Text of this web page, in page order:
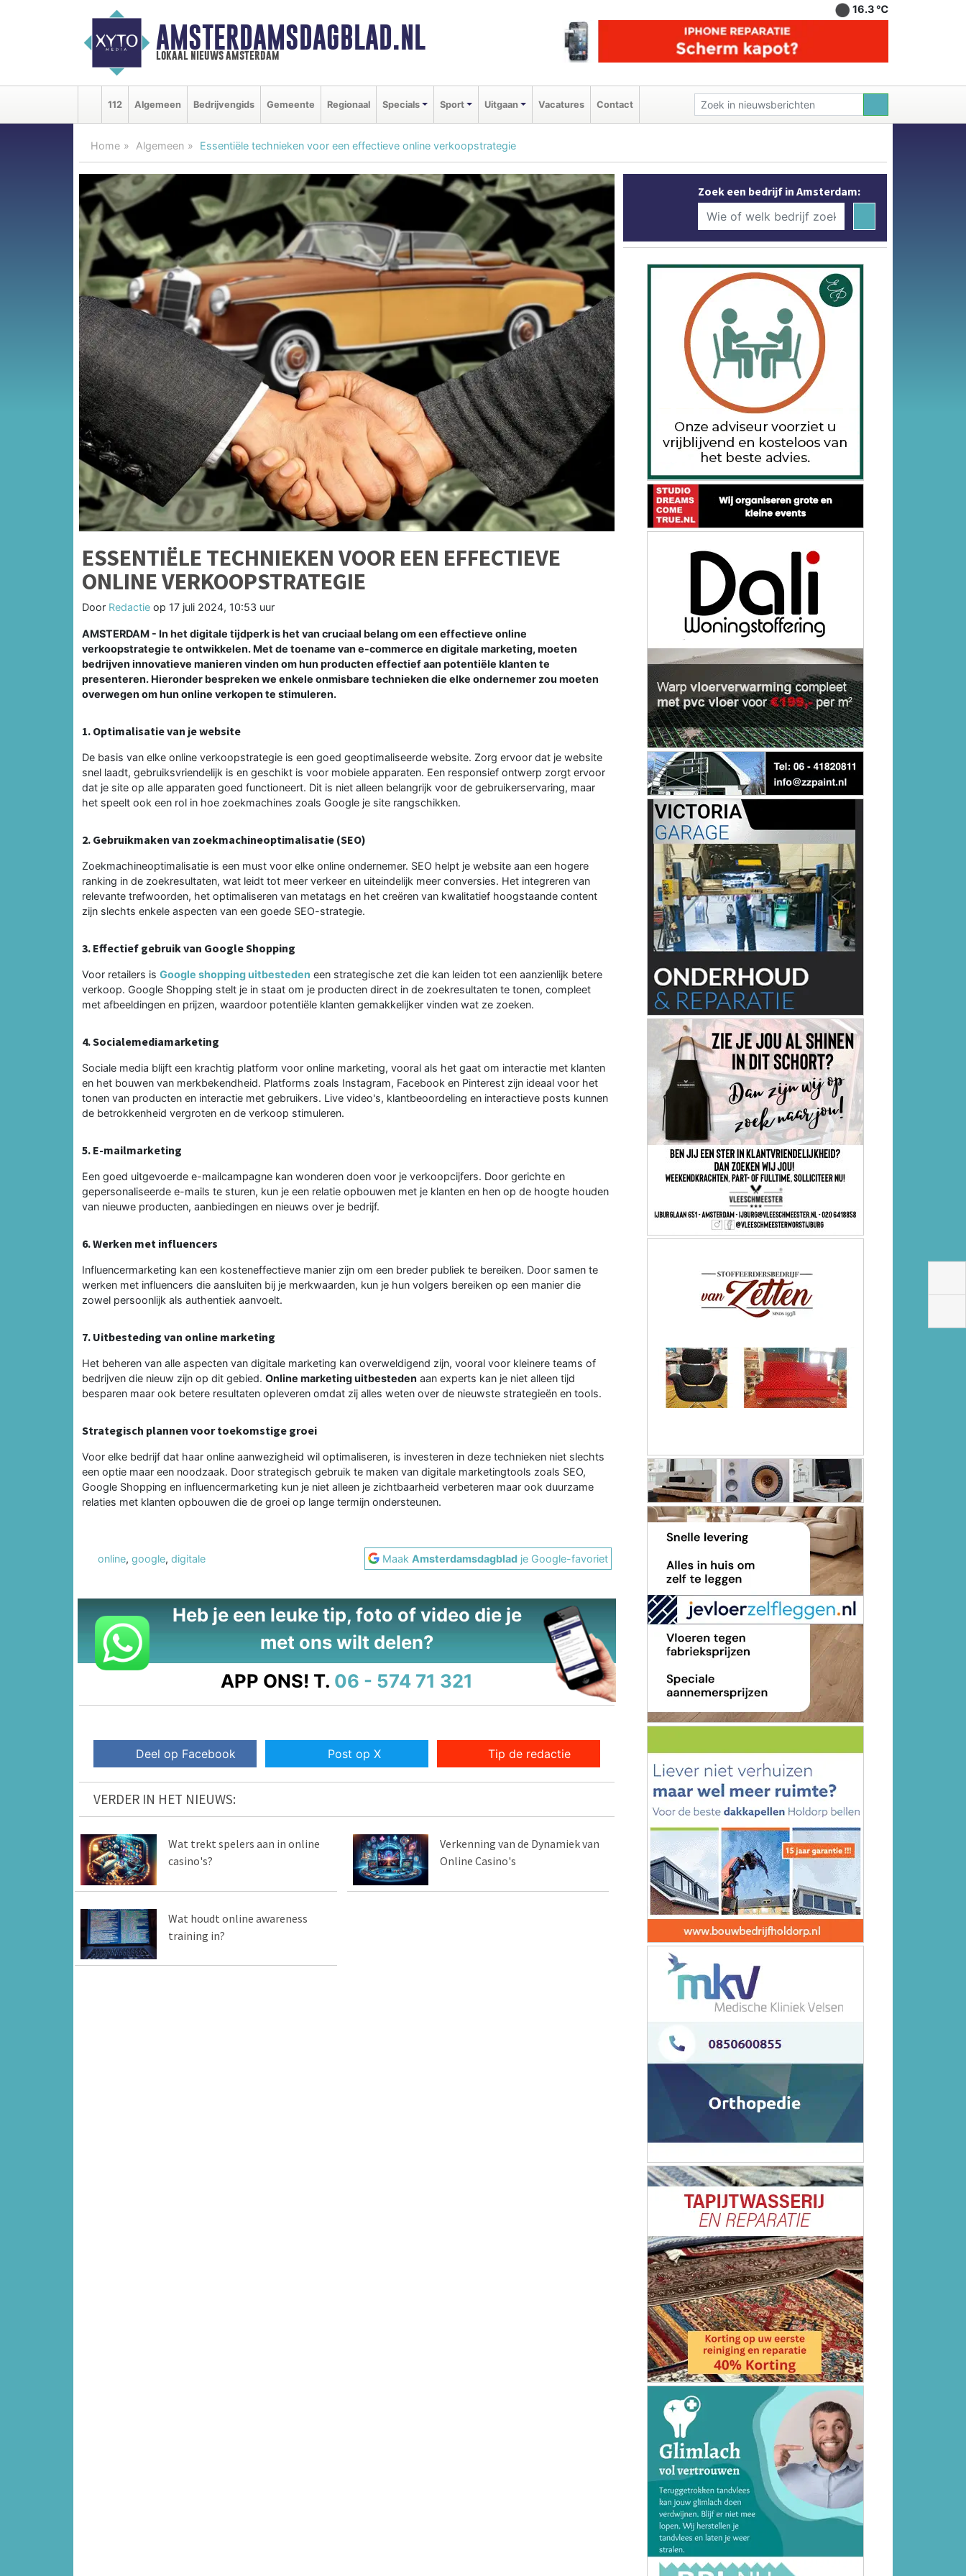
AMSTERDAMSDAGBLAD.NL
lokaal nieuws amsterdam
16.3 ℃
112 Algemeen Bedrijvengids Gemeente Regionaal Specials Sport Uitgaan Vacatures Contact
Home Algemeen Essentiële technieken voor een effectieve online verkoopstrategie
ESSENTIËLE TECHNIEKEN VOOR EEN EFFECTIEVE
ONLINE VERKOOPSTRATEGIE
Door Redactie op 17 juli 2024, 10:53 uur
AMSTERDAM - In het digitale tijdperk is het van cruciaal belang om een effectieve online
verkoopstrategie te ontwikkelen. Met de toename van e-commerce en digitale marketing, moeten
bedrijven innovatieve manieren vinden om hun producten effectief aan potentiële klanten te
presenteren. Hieronder bespreken we enkele onmisbare technieken die elke ondernemer zou moeten
overwegen om hun online verkopen te stimuleren.
1. Optimalisatie van je website
De basis van elke online verkoopstrategie is een goed geoptimaliseerde website. Zorg ervoor dat je website
snel laadt, gebruiksvriendelijk is en geschikt is voor mobiele apparaten. Een responsief ontwerp zorgt ervoor
dat je site op alle apparaten goed functioneert. Dit is niet alleen belangrijk voor de gebruikerservaring, maar
het speelt ook een rol in hoe zoekmachines zoals Google je site rangschikken.
2. Gebruikmaken van zoekmachineoptimalisatie (SEO)
Zoekmachineoptimalisatie is een must voor elke online ondernemer. SEO helpt je website aan een hogere
ranking in de zoekresultaten, wat leidt tot meer verkeer en uiteindelijk meer conversies. Het integreren van
relevante trefwoorden, het optimaliseren van metatags en het creëren van kwalitatief hoogstaande content
zijn slechts enkele aspecten van een goede SEO-strategie.
3. Effectief gebruik van Google Shopping
Voor retailers is Google shopping uitbesteden een strategische zet die kan leiden tot een aanzienlijk betere
verkoop. Google Shopping stelt je in staat om je producten direct in de zoekresultaten te tonen, compleet
met afbeeldingen en prijzen, waardoor potentiële klanten gemakkelijker vinden wat ze zoeken.
4. Socialemediamarketing
Sociale media blijft een krachtig platform voor online marketing, vooral als het gaat om interactie met klanten
en het bouwen van merkbekendheid. Platforms zoals Instagram, Facebook en Pinterest zijn ideaal voor het
tonen van producten en interactie met gebruikers. Live video's, klantbeoordeling en interactieve posts kunnen
de betrokkenheid vergroten en de verkoop stimuleren.
5. E-mailmarketing
Een goed uitgevoerde e-mailcampagne kan wonderen doen voor je verkoopcijfers. Door gerichte en
gepersonaliseerde e-mails te sturen, kun je een relatie opbouwen met je klanten en hen op de hoogte houden
van nieuwe producten, aanbiedingen en nieuws over je bedrijf.
6. Werken met influencers
Influencermarketing kan een kosteneffectieve manier zijn om een breder publiek te bereiken. Door samen te
werken met influencers die aansluiten bij je merkwaarden, kun je hun volgers bereiken op een manier die
zowel persoonlijk als authentiek aanvoelt.
7. Uitbesteding van online marketing
Het beheren van alle aspecten van digitale marketing kan overweldigend zijn, vooral voor kleinere teams of
bedrijven die nieuw zijn op dit gebied. Online marketing uitbesteden aan experts kan je niet alleen tijd
besparen maar ook betere resultaten opleveren omdat zij alles weten over de nieuwste strategieën en tools.
Strategisch plannen voor toekomstige groei
Voor elke bedrijf dat haar online aanwezigheid wil optimaliseren, is investeren in deze technieken niet slechts
een optie maar een noodzaak. Door strategisch gebruik te maken van digitale marketingtools zoals SEO,
Google Shopping en influencermarketing kun je niet alleen je zichtbaarheid verbeteren maar ook duurzame
relaties met klanten opbouwen die de groei op lange termijn ondersteunen.
online, google, digitale MaakAmsterdamsdagblad je Google-favoriet
Heb je een leuke tip, foto of video die je
met ons wilt delen?
APP ONS! T. 06 - 574 71 321
Deel op Facebook Post op X Tip de redactie
VERDER IN HET NIEUWS:
Wat trekt spelers aan in online
casino's?
Verkenning van de Dynamiek van
Online Casino's
Wat houdt online awareness
training in?
Zoek een bedrijf in Amsterdam: